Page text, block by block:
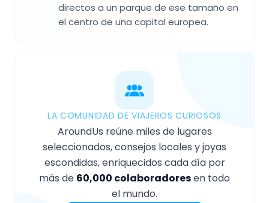
directos a un parque de ese tamaño en
el centro de una capital europea.
LA COMUNIDAD DE VIAJEROS CURIOSOS
AroundUs reúne miles de lugares
seleccionados, consejos locales y joyas
escondidas, enriquecidos cada día por
más de 60,000 colaboradoresen todo
el mundo.